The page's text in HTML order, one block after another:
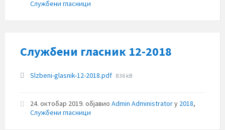
Службени гласници
Службени гласник 12-2018
Прилози
Slzbeni-glasnik-12-2018.pdf File
836 kB
24. октобар 2019. објавио Admin Administratorу 2018,
Службени гласници